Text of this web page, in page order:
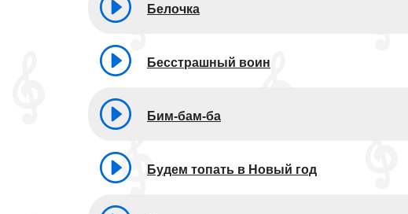
Белочка
Бесстрашный воин
Бим-бам-ба
Будем топать в Новый год